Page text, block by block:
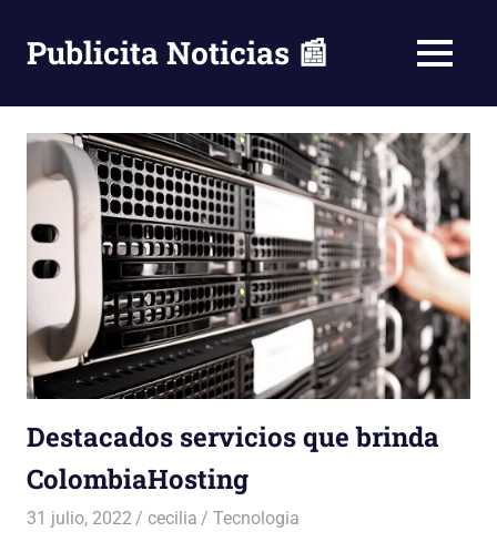
contenido
Publicita Noticias 📰 MENÚ
Destacados servicios que brinda
ColombiaHosting
31 julio, 2022 cecilia Tecnologia